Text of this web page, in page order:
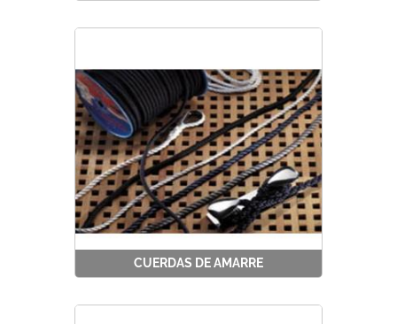
CUERDAS DE AMARRE